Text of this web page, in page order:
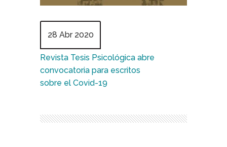
28 Abr 2020
Revista Tesis Psicológica abre
convocatoria para escritos
sobre el Covid-19